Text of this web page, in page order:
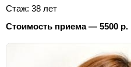
Стаж: 38 лет
Стоимость приема — 5500 р.